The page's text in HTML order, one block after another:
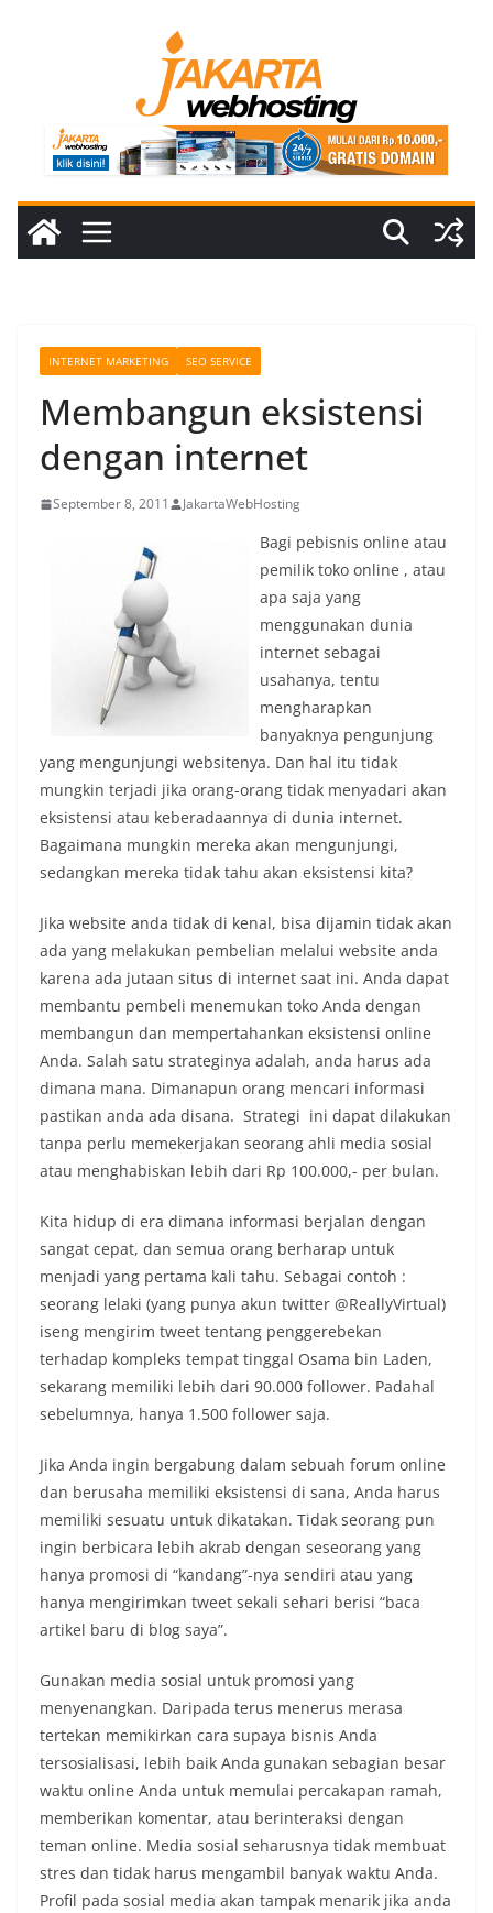
INTERNET MARKETING SEO SERVICE
Membangun eksistensi
dengan internet
September 8, 2011 JakartaWebHosting
Bagi pebisnis online atau
pemilik toko online , atau
apa saja yang
menggunakan dunia
internet sebagai
usahanya, tentu
mengharapkan
banyaknya pengunjung
yang mengunjungi websitenya. Dan hal itu tidak
mungkin terjadi jika orang-orang tidak menyadari akan
eksistensi atau keberadaannya di dunia internet.
Bagaimana mungkin mereka akan mengunjungi,
sedangkan mereka tidak tahu akan eksistensi kita?
Jika website anda tidak di kenal, bisa dijamin tidak akan
ada yang melakukan pembelian melalui website anda
karena ada jutaan situs di internet saat ini. Anda dapat
membantu pembeli menemukan toko Anda dengan
membangun dan mempertahankan eksistensi online
Anda. Salah satu strateginya adalah, anda harus ada
dimana mana. Dimanapun orang mencari informasi
pastikan anda ada disana. Strategi ini dapat dilakukan
tanpa perlu memekerjakan seorang ahli media sosial
atau menghabiskan lebih dari Rp 100.000,- per bulan.
Kita hidup di era dimana informasi berjalan dengan
sangat cepat, dan semua orang berharap untuk
menjadi yang pertama kali tahu. Sebagai contoh :
seorang lelaki (yang punya akun twitter @ReallyVirtual)
iseng mengirim tweet tentang penggerebekan
terhadap kompleks tempat tinggal Osama bin Laden,
sekarang memiliki lebih dari 90.000 follower. Padahal
sebelumnya, hanya 1.500 follower saja.
Jika Anda ingin bergabung dalam sebuah forum online
dan berusaha memiliki eksistensi di sana, Anda harus
memiliki sesuatu untuk dikatakan. Tidak seorang pun
ingin berbicara lebih akrab dengan seseorang yang
hanya promosi di “kandang”-nya sendiri atau yang
hanya mengirimkan tweet sekali sehari berisi “baca
artikel baru di blog saya”.
Gunakan media sosial untuk promosi yang
menyenangkan. Daripada terus menerus merasa
tertekan memikirkan cara supaya bisnis Anda
tersosialisasi, lebih baik Anda gunakan sebagian besar
waktu online Anda untuk memulai percakapan ramah,
memberikan komentar, atau berinteraksi dengan
teman online. Media sosial seharusnya tidak membuat
stres dan tidak harus mengambil banyak waktu Anda.
Profil pada sosial media akan tampak menarik jika anda